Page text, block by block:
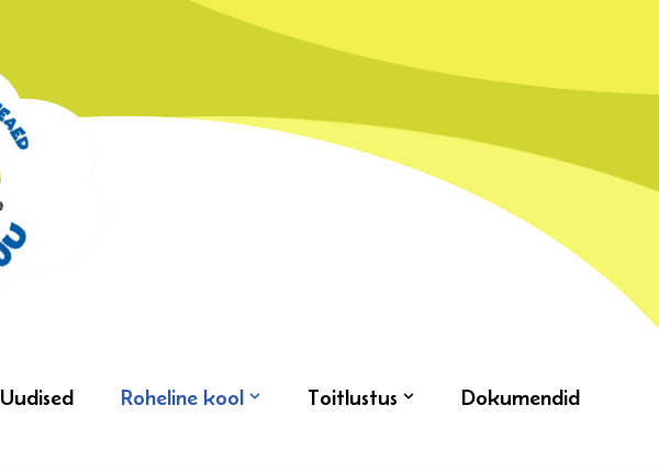
Uudised Roheline kool Toitlustus
Dokumendid